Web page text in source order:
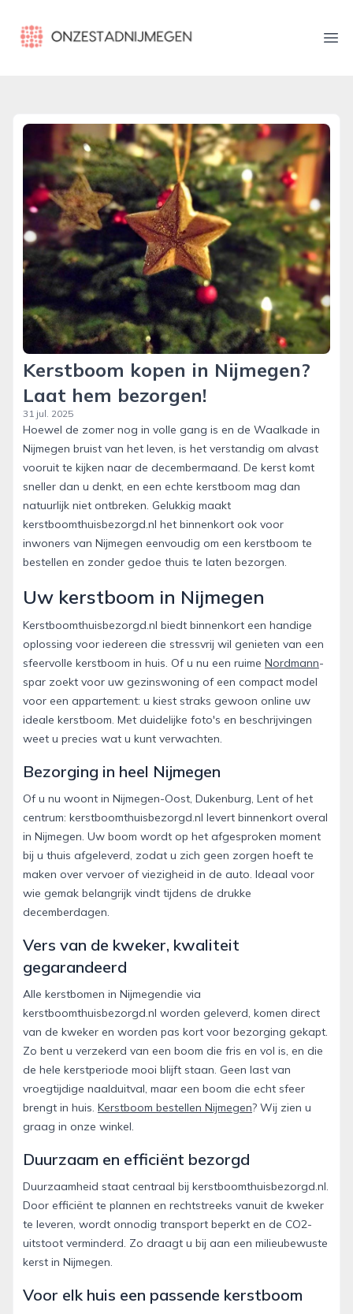
onzestadnijmegen.nl
Kerstboom kopen in Nijmegen?
Laat hem bezorgen!
31 jul. 2025
Hoewel de zomer nog in volle gang is en de Waalkade in
Nijmegen bruist van het leven, is het verstandig om alvast
vooruit te kijken naar de decembermaand. De kerst komt
sneller dan u denkt, en een echte kerstboom mag dan
natuurlijk niet ontbreken. Gelukkig maakt
kerstboomthuisbezorgd.nl het binnenkort ook voor
inwoners van Nijmegen eenvoudig om een kerstboom te
bestellen en zonder gedoe thuis te laten bezorgen.
Uw kerstboom in Nijmegen
Kerstboomthuisbezorgd.nl biedt binnenkort een handige
oplossing voor iedereen die stressvrij wil genieten van een
sfeervolle kerstboom in huis. Of u nu een ruime Nordmann-
spar zoekt voor uw gezinswoning of een compact model
voor een appartement: u kiest straks gewoon online uw
ideale kerstboom. Met duidelijke foto's en beschrijvingen
weet u precies wat u kunt verwachten.
Bezorging in heel Nijmegen
Of u nu woont in Nijmegen-Oost, Dukenburg, Lent of het
centrum: kerstboomthuisbezorgd.nl levert binnenkort overal
in Nijmegen. Uw boom wordt op het afgesproken moment
bij u thuis afgeleverd, zodat u zich geen zorgen hoeft te
maken over vervoer of viezigheid in de auto. Ideaal voor
wie gemak belangrijk vindt tijdens de drukke
decemberdagen.
Vers van de kweker, kwaliteit
gegarandeerd
Alle kerstbomen in Nijmegendie via
kerstboomthuisbezorgd.nl worden geleverd, komen direct
van de kweker en worden pas kort voor bezorging gekapt.
Zo bent u verzekerd van een boom die fris en vol is, en die
de hele kerstperiode mooi blijft staan. Geen last van
vroegtijdige naalduitval, maar een boom die echt sfeer
brengt in huis. Kerstboom bestellen Nijmegen? Wij zien u
graag in onze winkel.
Duurzaam en efficiënt bezorgd
Duurzaamheid staat centraal bij kerstboomthuisbezorgd.nl.
Door efficiënt te plannen en rechtstreeks vanuit de kweker
te leveren, wordt onnodig transport beperkt en de CO2-
uitstoot verminderd. Zo draagt u bij aan een milieubewuste
kerst in Nijmegen.
Voor elk huis een passende kerstboom